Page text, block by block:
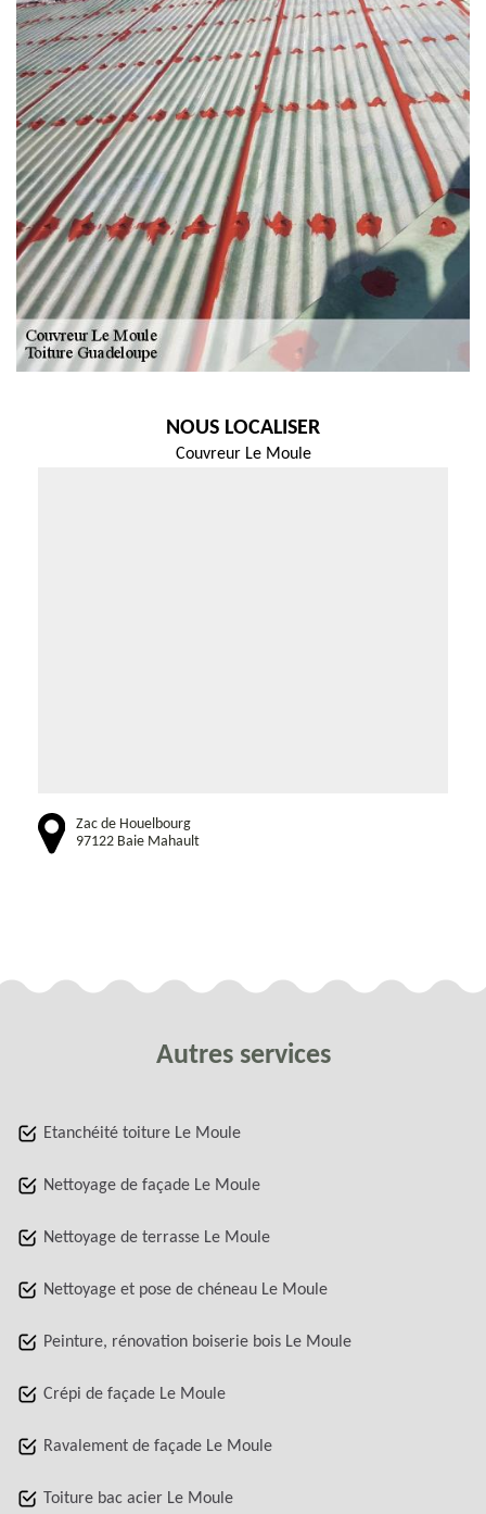
NOUS LOCALISER
Couvreur Le Moule
Zac de Houelbourg
97122 Baie Mahault
Autres services
Etanchéité toiture Le Moule
Nettoyage de façade Le Moule
Nettoyage de terrasse Le Moule
Nettoyage et pose de chéneau Le Moule
Peinture, rénovation boiserie bois Le Moule
Crépi de façade Le Moule
Ravalement de façade Le Moule
Toiture bac acier Le Moule